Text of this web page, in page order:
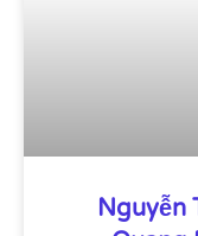
Nguyễn